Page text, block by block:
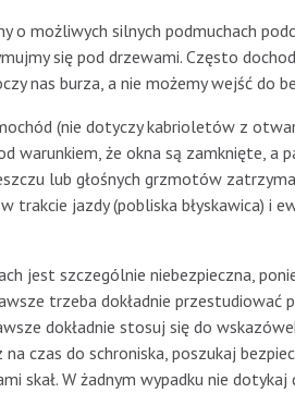
o możliwych silnych podmuchach
się pod drzewami. Często
nas burza, a nie możemy wejść do
(nie dotyczy kabrioletów z
warunkiem, że okna są zamknięte, a
lub głośnych grzmotów
trakcie jazdy (pobliska błyskawica) i
jest szczególnie niebezpieczna,
trzeba dokładnie przestudiować
dokładnie stosuj się do
na czas do schroniska, poszukaj
skał. W żadnym wypadku nie